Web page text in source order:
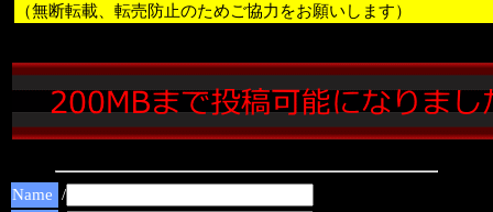
（無断転載、転売防止のためご協力をお願いします）
Name /